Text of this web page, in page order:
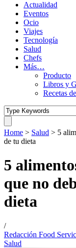
Actualidad
Eventos
Ocio
Viajes
Tecnología
Salud
Chefs
Más…
Producto
Libros y
Recetas
Home > Salud > 5
de tu dieta
5
que no
dieta
/
Redacción Food
Salud